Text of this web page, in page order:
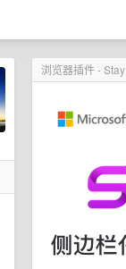
浏览器插件 - Stay